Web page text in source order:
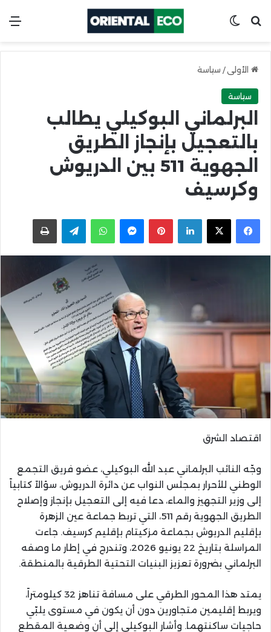
ابحث عنSwitch skin
الأولى / سياسة
سياسة
البرلماني البوكيلي يطالب
بالتعجيل بإنجاز الطريق
الجهوية 511 بين الدريوش
وكرسيف
Facebook
X
LinkedIn
Pinterest
Messenger
WhatsApp
Telegramاطبعها
اقتصاد الشرق
وجّه النائب البرلماني عبد الله البوكيلي، عضو فريق التجمع
الوطني للأحرار بمجلس النواب عن دائرة الدريوش، سؤالاً كتابياً
إلى وزير التجهيز والماء، دعا فيه إلى التعجيل بإنجاز وإصلاح
الطريق الجهوية رقم 511، التي تربط جماعة عين الزهرة
بإقليم الدريوش بجماعة مزكيتام بإقليم كرسيف. جاءت
المراسلة بتاريخ 22 يونيو 2026، وتندرج في إطار ما وصفه
البرلماني بضرورة تعزيز البنيات التحتية الطرقية بالمنطقة.
يمتد هذا المحور الطرقي على مسافة تناهز 32 كيلومتراً،
ويربط إقليمين متجاورين دون أن يكون في مستوى يلبّي
حاجيات ساكنتهما. وأشار البوكيلي إلى أن وضعية المقطع